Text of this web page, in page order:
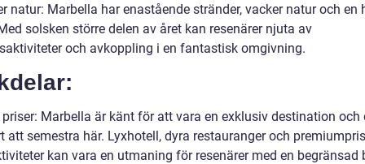
natur: Marbella har enastående stränder, vacker natur och en
solsken större delen av året kan resenärer njuta av
och avkoppling i en fantastisk omgivning.
Marbella är känt för att vara en exklusiv destination och
att semestra här. Lyxhotell, dyra restauranger och
kan vara en utmaning för resenärer med en begränsad